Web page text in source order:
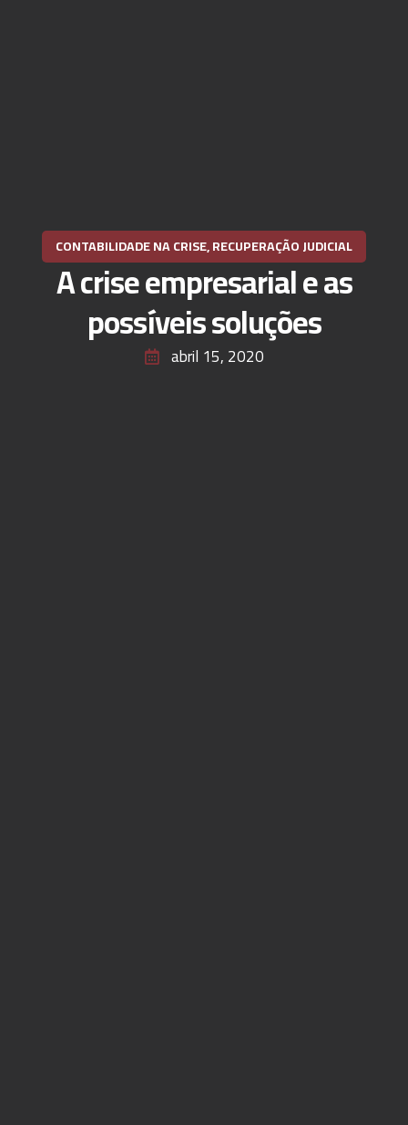
CONTABILIDADE NA CRISE,RECUPERAÇÃO JUDICIAL
A crise empresarial e as
possíveis soluções
abril 15, 2020